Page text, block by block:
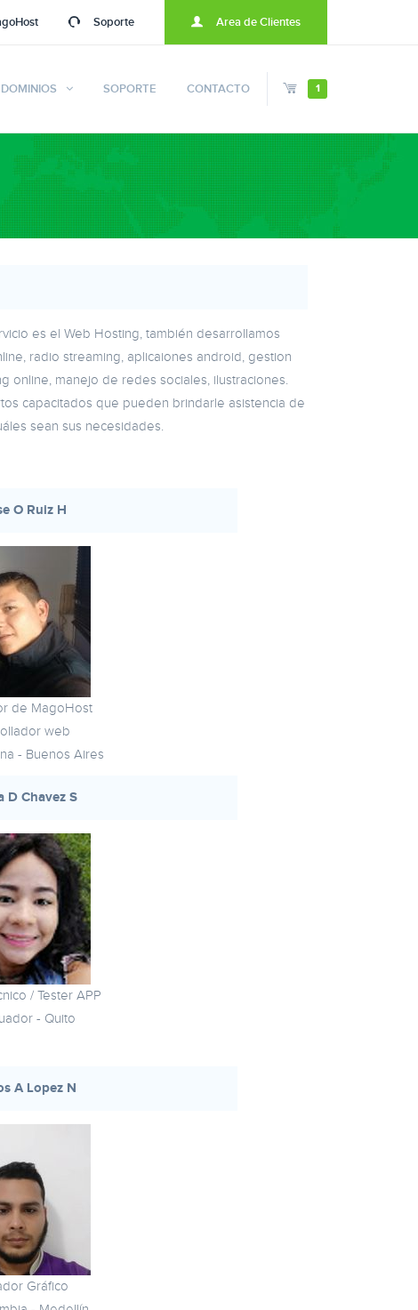
Soporte Area de Clientes
DOMINIOS SOPORTE CONTACTO 1
es el Web Hosting, también desarrollamos
radio streaming, aplicaiones android, gestion
online, manejo de redes sociales, ilustraciones.
capacitados que pueden brindarle asistencia de
sean sus necesidades.
O Ruiz H
de MagoHost
web
- Buenos Aires
D Chavez S
/ Tester APP
- Quito
A Lopez N
Gráfico